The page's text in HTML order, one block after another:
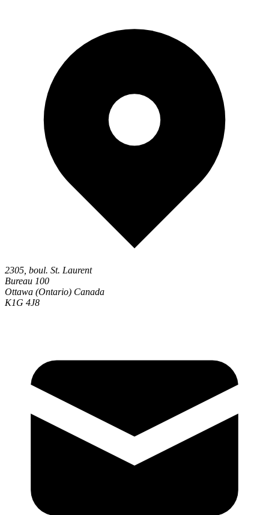
2305, boul. St. Laurent
Bureau 100
Ottawa (Ontario) Canada
K1G 4J8